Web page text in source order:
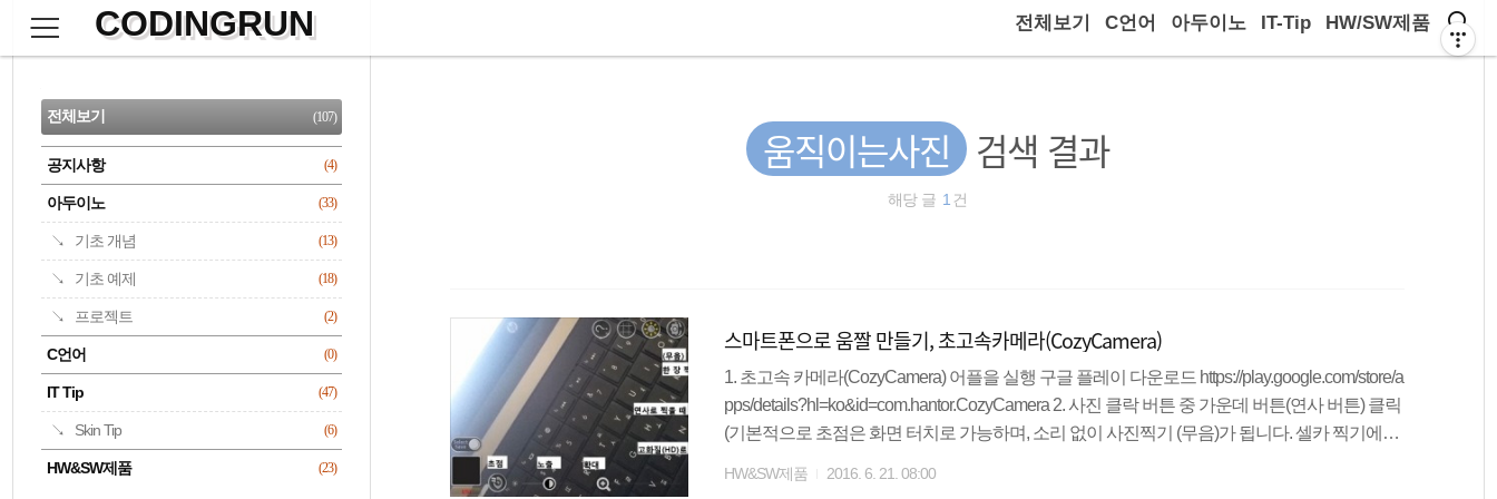
으
CODINGRUN 전체보기 C언어 아두이노 IT-Tip HW/SW제품
움직이는사진 검색 결과
해당 글 1 건
스마트폰으로 움짤 만들기, 초고속카메라(CozyCamera)
1. 초고속 카메라(CozyCamera) 어플을 실행 구글 플레이 다운로드 https://play.google.com/store/a
pps/details?hl=ko&id=com.hantor.CozyCamera 2. 사진 클락 버튼 중 가운데 버튼(연사 버튼) 클릭
(기본적으로 초점은 화면 터치로 가능하며, 소리 없이 사진찍기 (무음)가 됩니다. 셀카 찍기에도
HW&SW제품 2016. 6. 21. 08:00
CATEGORY
전체보기 (107)
공지사항 (4)
아두이노 (33)
기초 개념 (13)
기초 예제 (18)
프로젝트 (2)
C언어 (0)
IT Tip (47)
Skin Tip (6)
HW&SW제품 (23)
검